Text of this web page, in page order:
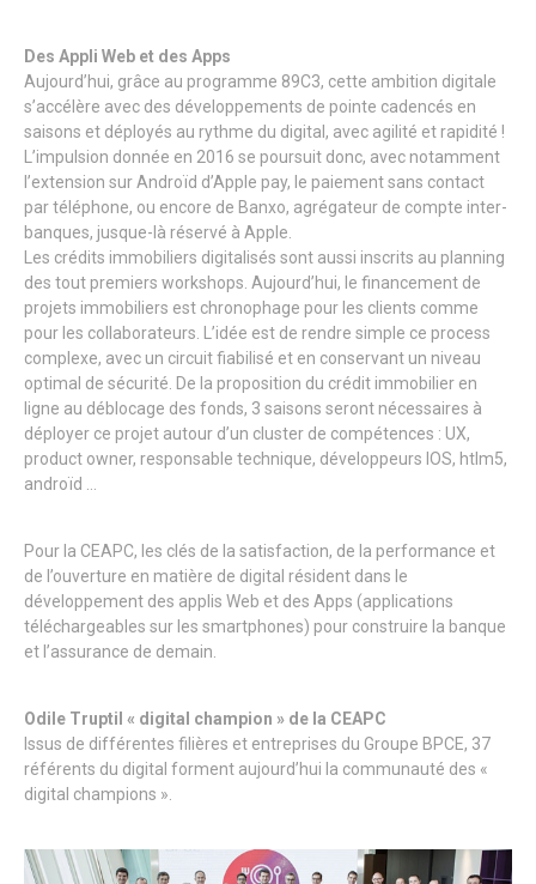
Des Appli Web et des Apps
Aujourd’hui, grâce au programme 89C3, cette ambition digitale
s’accélère avec des développements de pointe cadencés en
saisons et déployés au rythme du digital, avec agilité et rapidité !
L’impulsion donnée en 2016 se poursuit donc, avec notamment
l’extension sur Androïd d’Apple pay, le paiement sans contact
par téléphone, ou encore de Banxo, agrégateur de compte inter-
banques, jusque-là réservé à Apple.
Les crédits immobiliers digitalisés sont aussi inscrits au planning
des tout premiers workshops. Aujourd’hui, le financement de
projets immobiliers est chronophage pour les clients comme
pour les collaborateurs. L’idée est de rendre simple ce process
complexe, avec un circuit fiabilisé et en conservant un niveau
optimal de sécurité. De la proposition du crédit immobilier en
ligne au déblocage des fonds, 3 saisons seront nécessaires à
déployer ce projet autour d’un cluster de compétences : UX,
product owner, responsable technique, développeurs IOS, htlm5,
androïd …
Pour la CEAPC, les clés de la satisfaction, de la performance et
de l’ouverture en matière de digital résident dans le
développement des applis Web et des Apps (applications
téléchargeables sur les smartphones) pour construire la banque
et l’assurance de demain.
Odile Truptil « digital champion » de la CEAPC
Issus de différentes filières et entreprises du Groupe BPCE, 37
référents du digital forment aujourd’hui la communauté des «
digital champions ».